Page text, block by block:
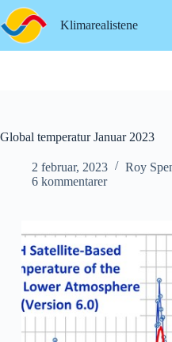
Hopp
til
innholdet
Klimarealistene
Global temperatur Januar 2023
2 februar, 2023 Roy
6 kommentarer